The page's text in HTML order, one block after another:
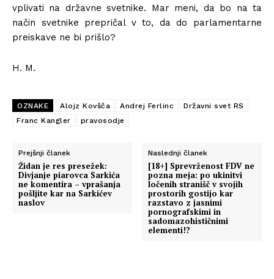
vplivati na državne svetnike. Mar meni, da bo na ta
način svetnike prepričal v to, da do parlamentarne
preiskave ne bi prišlo?
H. M.
OZNAKE Alojz Kovšča Andrej Ferlinc
Državni svet RS
Franc Kangler
pravosodje
Prejšnji članek
Židan je res presežek:
Divjanje piarovca Sarkića
ne komentira – vprašanja
pošljite kar na Sarkićev
naslov
Naslednji članek
[18+] Sprevrženost FDV ne
pozna meja: po ukinitvi
ločenih stranišč v svojih
prostorih gostijo kar
razstavo z jasnimi
pornografskimi in
sadomazohističnimi
elementi!?